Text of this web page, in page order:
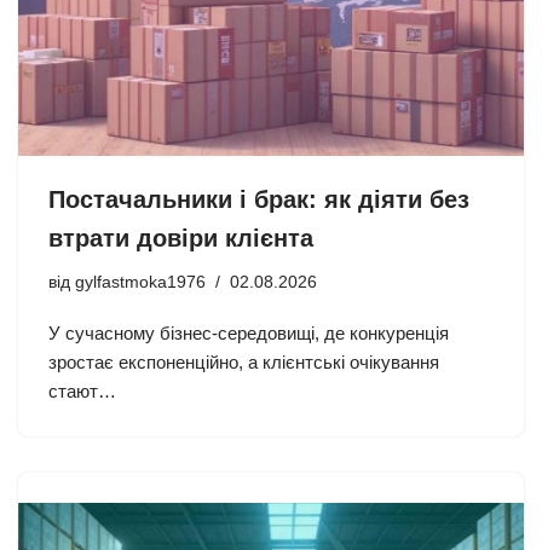
Постачальники і брак: як діяти без
втрати довіри клієнта
від gylfastmoka1976 02.08.2026
У сучасному бізнес-середовищі, де конкуренція
зростає експоненційно, а клієнтські очікування
стают…